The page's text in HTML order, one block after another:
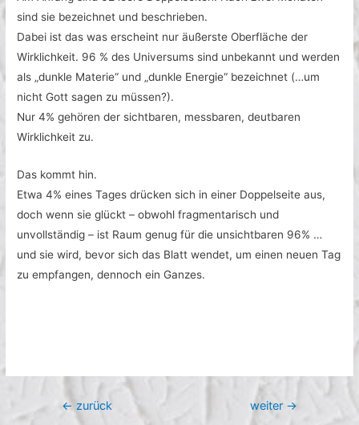
sind sie bezeichnet und beschrieben.
Dabei ist das was erscheint nur äußerste Oberfläche der
Wirklichkeit. 96 % des Universums sind unbekannt und werden
als „dunkle Materie“ und „dunkle Energie“ bezeichnet (…um
nicht Gott sagen zu müssen?).
Nur 4% gehören der sichtbaren, messbaren, deutbaren
Wirklichkeit zu.
Das kommt hin.
Etwa 4% eines Tages drücken sich in einer Doppelseite aus,
doch wenn sie glückt – obwohl fragmentarisch und
unvollständig – ist Raum genug für die unsichtbaren 96% …
und sie wird, bevor sich das Blatt wendet, um einen neuen Tag
zu empfangen, dennoch ein Ganzes.
Beitragsnavigation
← zurück weiter →